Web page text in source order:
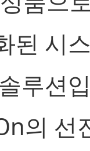
된 시
루션
의 선